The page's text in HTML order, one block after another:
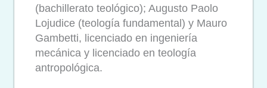
(bachillerato teológico); Augusto Paolo
Lojudice (teología fundamental) y Mauro
Gambetti, licenciado en ingeniería
mecánica y licenciado en teología
antropológica.